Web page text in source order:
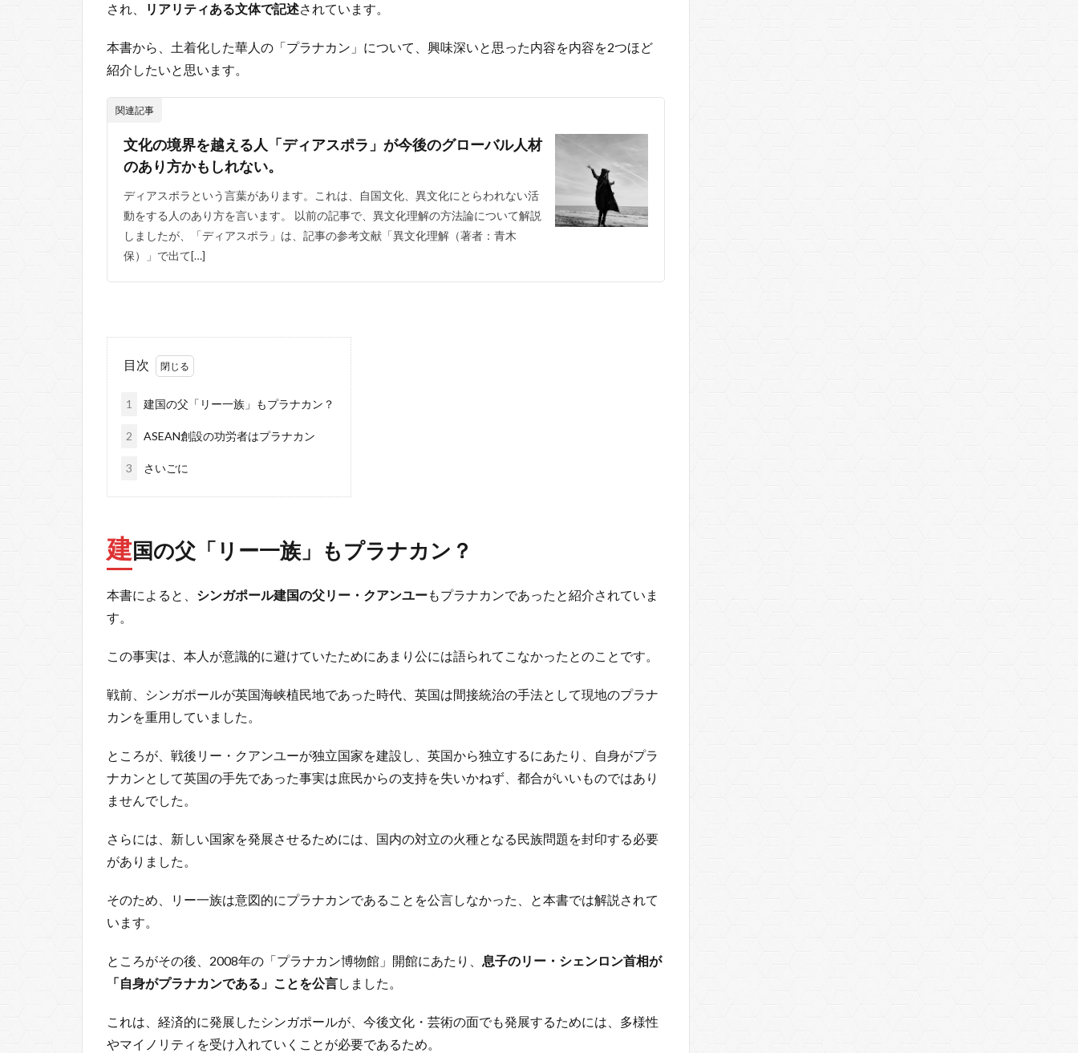
され、
リアリティある文体で記述されています。
本書から、土着化した華人の「プラナカン」について、興味深いと思った内容を内容を2つほど
紹介したいと思います。
関連記事
文化の境界を越える人「ディアスポラ」が今後のグローバル人材
のあり方かもしれない。
ディアスポラという言葉があります。これは、自国文化、異文化にとらわれない活
動をする人のあり方を言います。 以前の記事で、異文化理解の方法論について解説
しましたが、「ディアスポラ」は、記事の参考文献「異文化理解（著者：青木
保）」で出て[…]
目次
1 建国の父「リー一族」もプラナカン？
2 ASEAN創設の功労者はプラナカン
3 さいごに
建国の父「リー一族」もプラナカン？
本書によると、 シンガポール建国の父リー・クアンユーもプラナカンであったと紹介されていま
す。
この事実は、本人が意識的に避けていたためにあまり公には語られてこなかったとのことです。
戦前、シンガポールが英国海峡植民地であった時代、英国は間接統治の手法として現地のプラナ
カンを重用していました。
ところが、戦後リー・クアンユーが独立国家を建設し、英国から独立するにあたり、自身がプラ
ナカンとして英国の手先であった事実は庶民からの支持を失いかねず、都合がいいものではあり
ませんでした。
さらには、新しい国家を発展させるためには、国内の対立の火種となる民族問題を封印する必要
がありました。
そのため、リー一族は意図的にプラナカンであることを公言しなかった、と本書では解説されて
います。
ところがその後、2008年の「プラナカン博物館」開館にあたり、 息子のリー・シェンロン首相が
「自身がプラナカンである」ことを公言しました。
これは、経済的に発展したシンガポールが、今後文化・芸術の面でも発展するためには、多様性
やマイノリティを受け入れていくことが必要であるため。